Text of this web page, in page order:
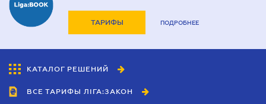
ТАРИФЫ ПОДРОБНЕЕ
КАТАЛОГ РЕШЕНИЙ
ВСЕ ТАРИФЫ ЛІГА:ЗАКОН